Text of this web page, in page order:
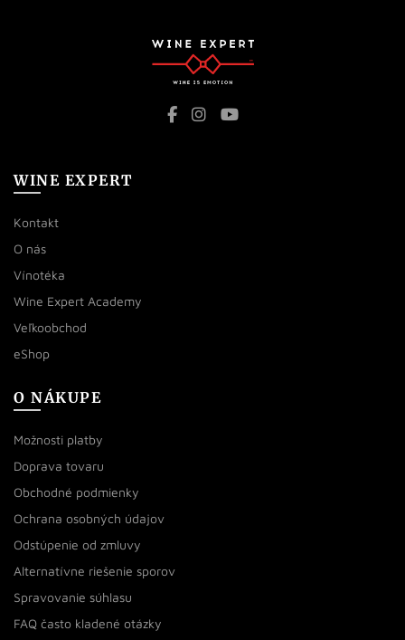
WINE EXPERT
Kontakt
O nás
Vínotéka
Wine Expert Academy
Veľkoobchod
eShop
O NÁKUPE
Možnosti platby
Doprava tovaru
Obchodné podmienky
Ochrana osobných údajov
Odstúpenie od zmluvy
Alternatívne riešenie sporov
Spravovanie súhlasu
FAQ často kladené otázky